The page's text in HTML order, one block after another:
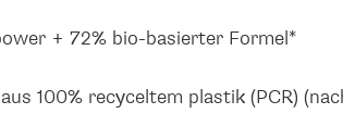
+ 72% bio-basierter Formel*
100% recyceltem plastik (PCR)